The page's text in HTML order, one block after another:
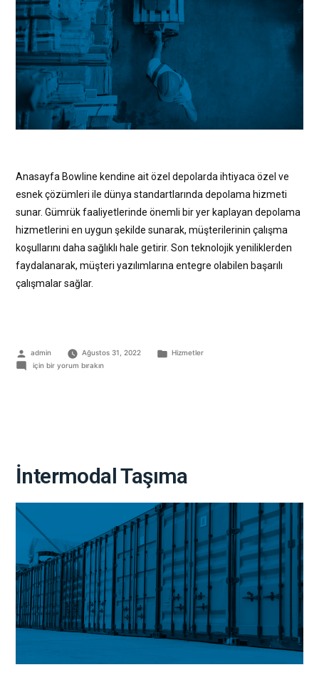
Anasayfa Bowline kendine ait özel depolarda ihtiyaca özel ve
esnek çözümleri ile dünya standartlarında depolama hizmeti
sunar. Gümrük faaliyetlerinde önemli bir yer kaplayan depolama
hizmetlerini en uygun şekilde sunarak, müşterilerinin çalışma
koşullarını daha sağlıklı hale getirir. Son teknolojik yeniliklerden
faydalanarak, müşteri yazılımlarına entegre olabilen başarılı
çalışmalar sağlar.
admin Ağustos 31, 2022
Hizmetler
için bir yorum bırakın
İntermodal Taşıma